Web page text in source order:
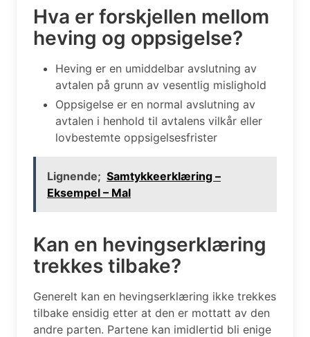
Hva er forskjellen mellom
heving og oppsigelse?
Heving er en umiddelbar avslutning av
avtalen på grunn av vesentlig mislighold
Oppsigelse er en normal avslutning av
avtalen i henhold til avtalens vilkår eller
lovbestemte oppsigelsesfrister
Lignende; Samtykkeerklæring –
Eksempel – Mal
Kan en hevingserklæring
trekkes tilbake?
Generelt kan en hevingserklæring ikke trekkes
tilbake ensidig etter at den er mottatt av den
andre parten. Partene kan imidlertid bli enige